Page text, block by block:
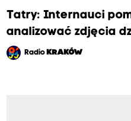
Tatry: Internauci
analizować zdjęcia
Radio KRAKÓW